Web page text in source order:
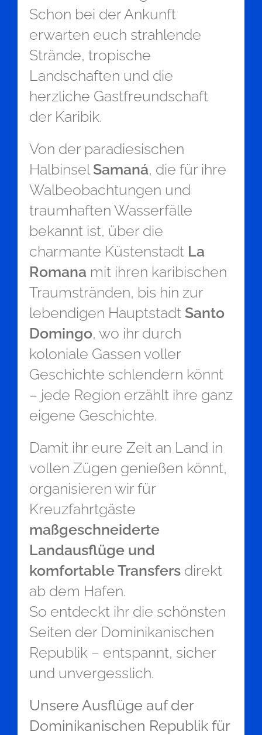
Schon bei der Ankunft
erwarten euch strahlende
Strände, tropische
Landschaften und die
herzliche Gastfreundschaft
der Karibik.
Von der paradiesischen
HalbinselSamaná, die für ihre
Walbeobachtungen und
traumhaften Wasserfälle
bekannt ist, über die
charmante Küstenstadt La
Romana mit ihren karibischen
Traumstränden, bis hin zur
lebendigen Hauptstadt Santo
Domingo, wo ihr durch
koloniale Gassen voller
Geschichte schlendern könnt
– jede Region erzählt ihre ganz
eigene Geschichte.
Damit ihr eure Zeit an Land in
vollen Zügen genießen könnt,
organisieren wir für
Kreuzfahrtgäste
maßgeschneiderte
Landausflüge und
komfortable Transfers direkt
ab dem Hafen.
So entdeckt ihr die schönsten
Seiten der Dominikanischen
Republik – entspannt, sicher
und unvergesslich.
Unsere Ausflüge auf der
Dominikanischen Republik für